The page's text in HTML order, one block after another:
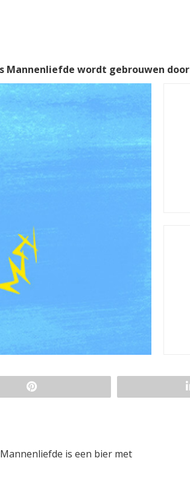
Mannenliefde wordt gebrouwen door
is een bier met